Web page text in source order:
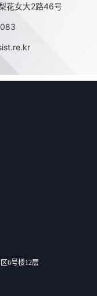
花女大2路46号
6号楼12层